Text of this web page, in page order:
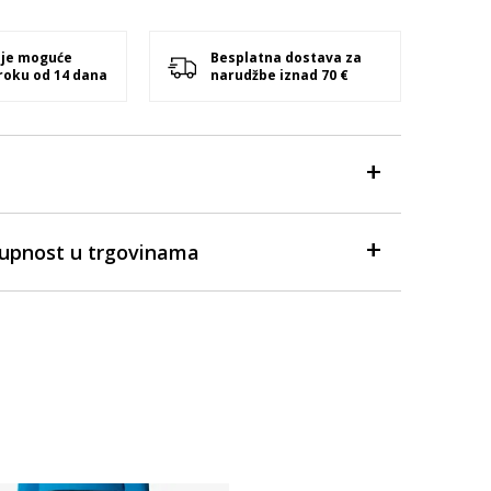
moguće
od 14 dana
Besplatna dostava za
narudžbe iznad 70 €
u trgovinama